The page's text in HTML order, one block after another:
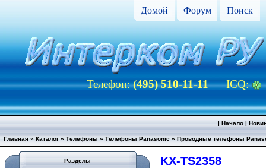
Домой Форум Поиск
Телефон:(495) 510-11-11ICQ:
| Начало|
Главная » Каталог » Телефоны » Телефоны Panasonic » Проводные телефоны
Разделы KX-TS2358